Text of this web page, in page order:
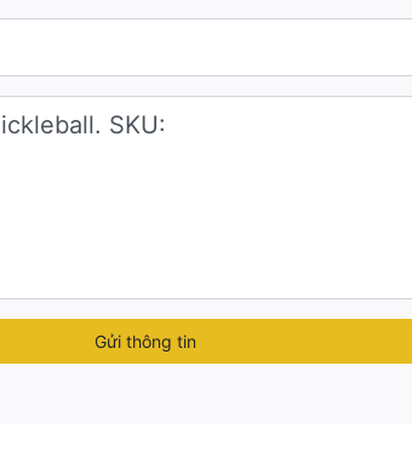
luyện viên, vận động viên xuất sắc.
Gửi thông tin